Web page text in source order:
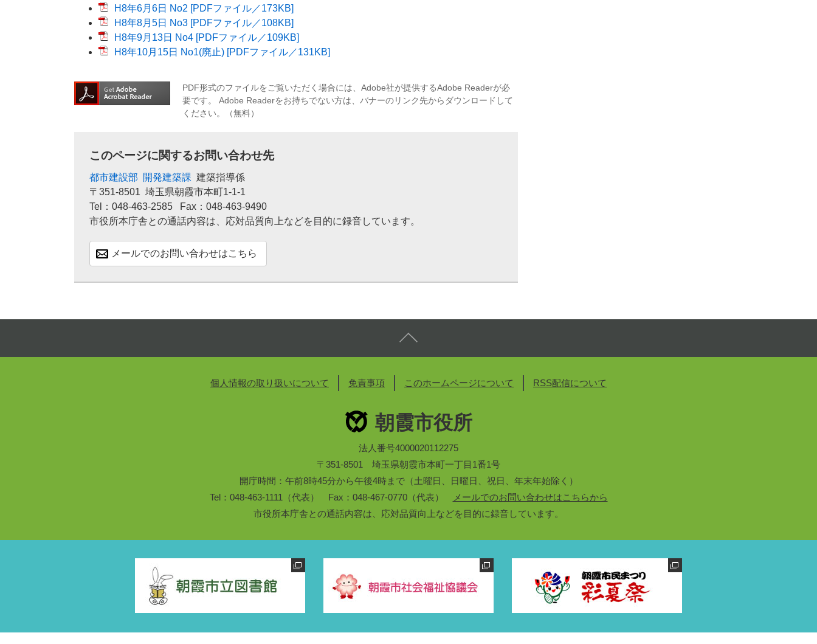
H8年6月6日 No2 [PDFファイル／173KB]
H8年8月5日 No3 [PDFファイル／108KB]
H8年9月13日 No4 [PDFファイル／109KB]
H8年10月15日 No1(廃止) [PDFファイル／131KB]
PDF形式のファイルをご覧いただく場合には、Adobe社が提供するAdobe Readerが必
要です。
Adobe Readerをお持ちでない方は、バナーのリンク先からダウンロードして
ください。（無料）
このページに関するお問い合わせ先
都市建設部 開発建築課 建築指導係
〒351-8501 埼玉県朝霞市本町1-1-1
Tel：048-463-2585
Fax：048-463-9490
市役所本庁舎との通話内容は、応対品質向上などを目的に録音しています。
メールでのお問い合わせはこちら
個人情報の取り扱いについて 免責事項 このホームページについて RSS配信について
朝霞市役所
法人番号4000020112275
〒351-8501 埼玉県朝霞市本町一丁目1番1号
開庁時間：午前8時45分から午後4時まで（土曜日、日曜日、祝日、年末年始除く）
Tel：048-463-1111（代表） Fax：048-467-0770（代表）
メールでのお問い合わせはこちらから
市役所本庁舎との通話内容は、応対品質向上などを目的に録音しています。